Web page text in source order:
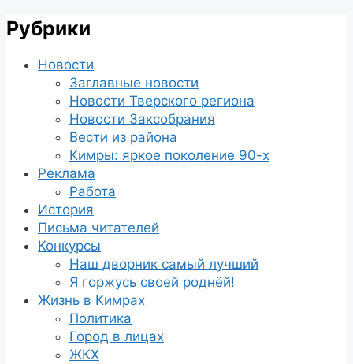
Рубрики
Новости
Заглавные новости
Новости Тверского региона
Новости Заксобрания
Вести из района
Кимры: яркое поколение 90-х
Реклама
Работа
История
Письма читателей
Конкурсы
Наш дворник самый лучший
Я горжусь своей роднёй!
Жизнь в Кимрах
Политика
Город в лицах
ЖКХ